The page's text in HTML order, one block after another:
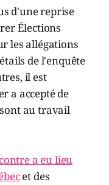
d'une reprise
Élections
les allégations
de l'enquête
il est
a accepté de
au travail
a eu lieu
et des